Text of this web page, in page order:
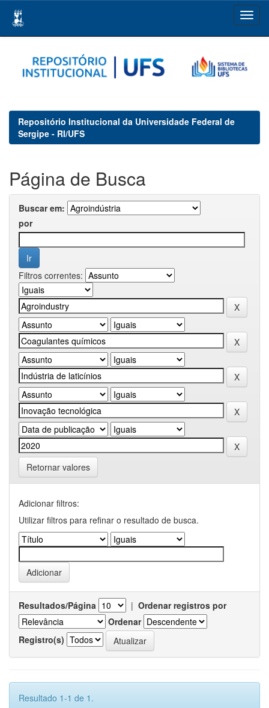
navigation
Repositório Institucional da Universidade Federal de
Sergipe - RI/UFS
Página de Busca
Buscar em:
por
Filtros correntes:
Retornar valores
Adicionar filtros:
Utilizar filtros para refinar o resultado de busca.
Resultados/Página | Ordenar registros por
Ordenar
Registro(s)
Resultado 1-1 de 1.